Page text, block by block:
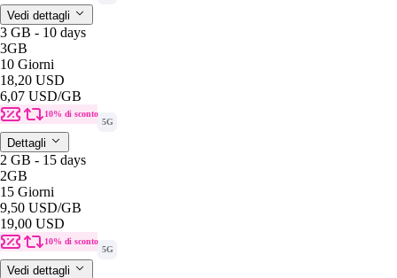
Vedi dettagli
3 GB - 10 days
3GB
10 Giorni
18,20 USD
6,07 USD/GB
10% di sconto
5G
Dettagli
2 GB - 15 days
2GB
15 Giorni
9,50 USD/GB
19,00 USD
10% di sconto
5G
Vedi dettagli